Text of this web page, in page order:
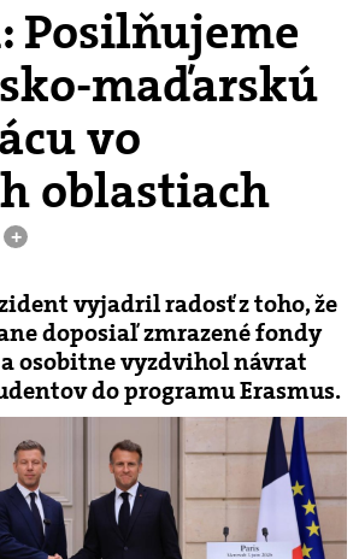
Posilňujeme
maďarskú
vo
oblastiach
+
vyjadril radosť z toho, že
doposiaľ zmrazené fondy
osobitne vyzdvihol návrat
do programu Erasmus.